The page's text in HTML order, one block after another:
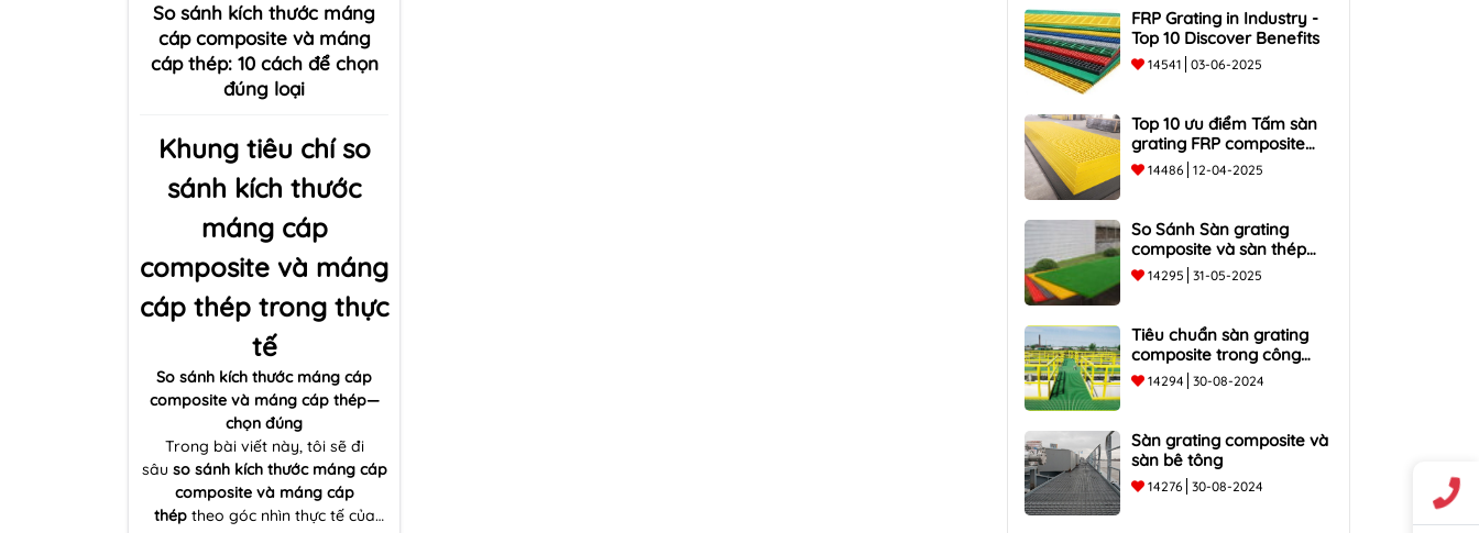
So sánh kích thước máng
cáp composite và máng
cáp thép: 10 cách để chọn
đúng loại
Khung tiêu chí so
sánh kích thước
máng cáp
composite và máng
cáp thép trong thực
tế
So sánh kích thước máng cáp
composite và máng cáp thép—
chọn đúng
Trong bài viết này, tôi sẽ đi
sâu so sánh kích thước máng cáp
composite và máng cáp
théptheo góc nhìn thực tế của
FRP Grating in Industry -
Top 10 Discover Benefits
14541 03-06-2025
Top 10 ưu điểm Tấm sàn
grating FRP composite
chống ăn mòn, bền, nhẹ
14486 12-04-2025
So Sánh Sàn grating
composite và sàn thép
truyền thống - Top 5 ưu và
nhược điểm
14295 31-05-2025
Tiêu chuẩn sàn grating
composite trong công
nghiệp
14294 30-08-2024
Sàn grating composite và
sàn bê tông
14276 30-08-2024